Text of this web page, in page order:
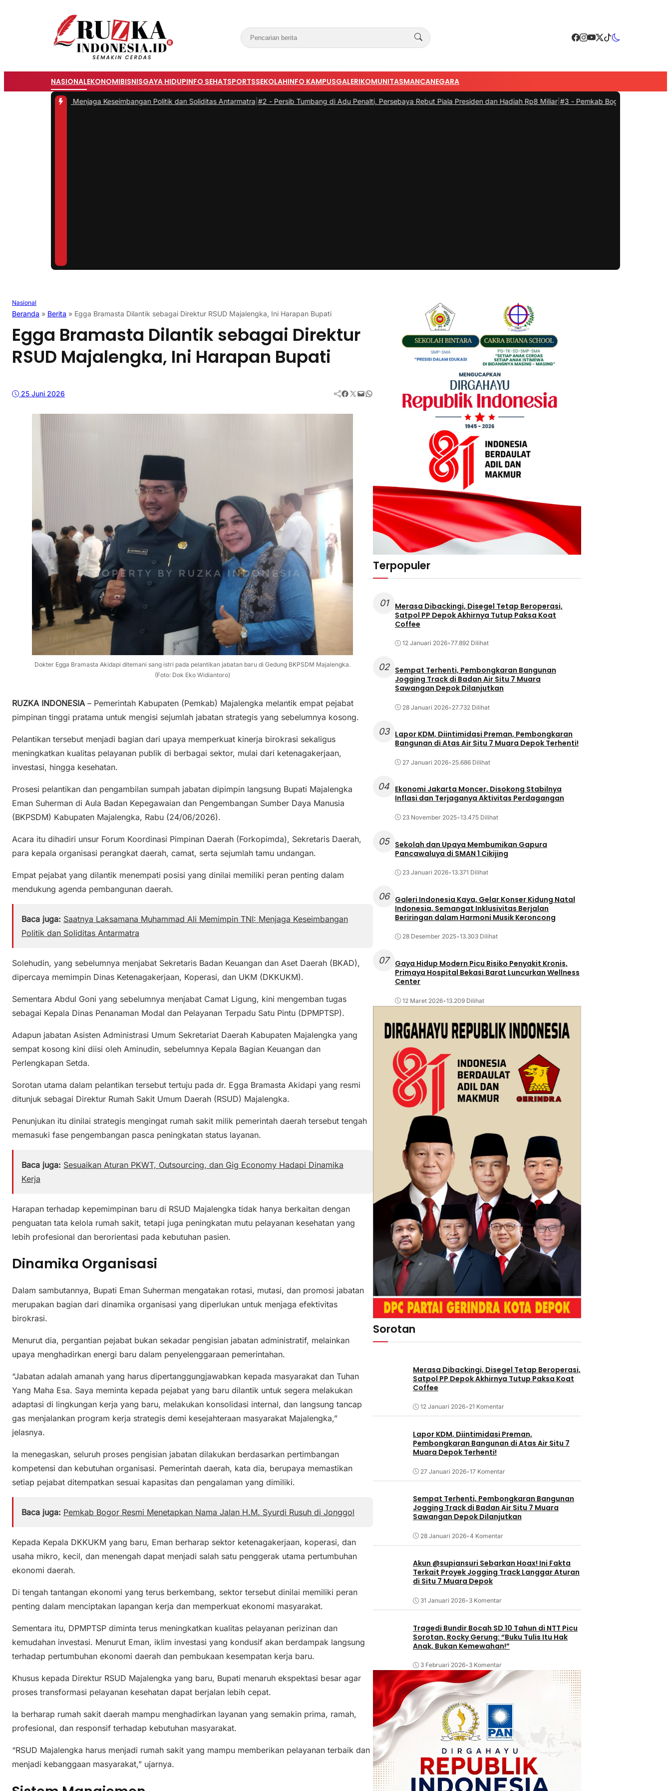
NASIONALEKONOMIBISNISGAYA HIDUPINFO SEHATSPORTSSEKOLAHINFO KAMPUSGALERIKOMUNITASMANCANEGARA
TNI: Menjaga Keseimbangan Politik dan Soliditas Antarmatra|#2 -Persib Tumbang di Adu Penalti, Persebaya Rebut Piala Presiden dan Hadiah Rp8 Miliar|#3 -Pemkab Bogor Resmi Menetapkan
Nasional
Beranda » Berita » Egga Bramasta Dilantik sebagai Direktur RSUD Majalengka, Ini Harapan Bupati
Egga Bramasta Dilantik sebagai Direktur
RSUD Majalengka, Ini Harapan Bupati
25 Juni 2026 Facebook Twitter Mail WhatsApp
Dokter Egga Bramasta Akidapi ditemani sang istri pada pelantikan jabatan baru di Gedung BKPSDM Majalengka.
(Foto: Dok Eko Widiantoro)
RUZKA INDONESIA – Pemerintah Kabupaten (Pemkab) Majalengka melantik empat pejabat
pimpinan tinggi pratama untuk mengisi sejumlah jabatan strategis yang sebelumnya kosong.
Pelantikan tersebut menjadi bagian dari upaya memperkuat kinerja birokrasi sekaligus
meningkatkan kualitas pelayanan publik di berbagai sektor, mulai dari ketenagakerjaan,
investasi, hingga kesehatan.
Prosesi pelantikan dan pengambilan sumpah jabatan dipimpin langsung Bupati Majalengka
Eman Suherman di Aula Badan Kepegawaian dan Pengembangan Sumber Daya Manusia
(BKPSDM) Kabupaten Majalengka, Rabu (24/06/2026).
Acara itu dihadiri unsur Forum Koordinasi Pimpinan Daerah (Forkopimda), Sekretaris Daerah,
para kepala organisasi perangkat daerah, camat, serta sejumlah tamu undangan.
Empat pejabat yang dilantik menempati posisi yang dinilai memiliki peran penting dalam
mendukung agenda pembangunan daerah.
Baca juga: Saatnya Laksamana Muhammad Ali Memimpin TNI: Menjaga Keseimbangan
Politik dan Soliditas Antarmatra
Solehudin, yang sebelumnya menjabat Sekretaris Badan Keuangan dan Aset Daerah (BKAD),
dipercaya memimpin Dinas Ketenagakerjaan, Koperasi, dan UKM (DKKUKM).
Sementara Abdul Goni yang sebelumnya menjabat Camat Ligung, kini mengemban tugas
sebagai Kepala Dinas Penanaman Modal dan Pelayanan Terpadu Satu Pintu (DPMPTSP).
Adapun jabatan Asisten Administrasi Umum Sekretariat Daerah Kabupaten Majalengka yang
sempat kosong kini diisi oleh Aminudin, sebelumnya Kepala Bagian Keuangan dan
Perlengkapan Setda.
Sorotan utama dalam pelantikan tersebut tertuju pada dr. Egga Bramasta Akidapi yang resmi
ditunjuk sebagai Direktur Rumah Sakit Umum Daerah (RSUD) Majalengka.
Penunjukan itu dinilai strategis mengingat rumah sakit milik pemerintah daerah tersebut tengah
memasuki fase pengembangan pasca peningkatan status layanan.
Baca juga: Sesuaikan Aturan PKWT, Outsourcing, dan Gig Economy Hadapi Dinamika
Kerja
Harapan terhadap kepemimpinan baru di RSUD Majalengka tidak hanya berkaitan dengan
penguatan tata kelola rumah sakit, tetapi juga peningkatan mutu pelayanan kesehatan yang
lebih profesional dan berorientasi pada kebutuhan pasien.
Dinamika Organisasi
Dalam sambutannya, Bupati Eman Suherman mengatakan rotasi, mutasi, dan promosi jabatan
merupakan bagian dari dinamika organisasi yang diperlukan untuk menjaga efektivitas
birokrasi.
Menurut dia, pergantian pejabat bukan sekadar pengisian jabatan administratif, melainkan
upaya menghadirkan energi baru dalam penyelenggaraan pemerintahan.
“Jabatan adalah amanah yang harus dipertanggungjawabkan kepada masyarakat dan Tuhan
Yang Maha Esa. Saya meminta kepada pejabat yang baru dilantik untuk segera melakukan
adaptasi di lingkungan kerja yang baru, melakukan konsolidasi internal, dan langsung tancap
gas menjalankan program kerja strategis demi kesejahteraan masyarakat Majalengka,”
jelasnya.
Ia menegaskan, seluruh proses pengisian jabatan dilakukan berdasarkan pertimbangan
kompetensi dan kebutuhan organisasi. Pemerintah daerah, kata dia, berupaya memastikan
setiap pejabat ditempatkan sesuai kapasitas dan pengalaman yang dimiliki.
Baca juga: Pemkab Bogor Resmi Menetapkan Nama Jalan H.M. Syurdi Rusuh di Jonggol
Kepada Kepala DKKUKM yang baru, Eman berharap sektor ketenagakerjaan, koperasi, dan
usaha mikro, kecil, dan menengah dapat menjadi salah satu penggerak utama pertumbuhan
ekonomi daerah.
Di tengah tantangan ekonomi yang terus berkembang, sektor tersebut dinilai memiliki peran
penting dalam menciptakan lapangan kerja dan memperkuat ekonomi masyarakat.
Sementara itu, DPMPTSP diminta terus meningkatkan kualitas pelayanan perizinan dan
kemudahan investasi. Menurut Eman, iklim investasi yang kondusif akan berdampak langsung
terhadap pertumbuhan ekonomi daerah dan pembukaan kesempatan kerja baru.
Khusus kepada Direktur RSUD Majalengka yang baru, Bupati menaruh ekspektasi besar agar
proses transformasi pelayanan kesehatan dapat berjalan lebih cepat.
Ia berharap rumah sakit daerah mampu menghadirkan layanan yang semakin prima, ramah,
profesional, dan responsif terhadap kebutuhan masyarakat.
“RSUD Majalengka harus menjadi rumah sakit yang mampu memberikan pelayanan terbaik dan
menjadi kebanggaan masyarakat,” ujarnya.
Terpopuler
01
Merasa Dibackingi, Disegel Tetap Beroperasi,
Satpol PP Depok Akhirnya Tutup Paksa Koat
Coffee
12 Januari 2026•77.892 Dilihat
02
Sempat Terhenti, Pembongkaran Bangunan
Jogging Track di Badan Air Situ 7 Muara
Sawangan Depok Dilanjutkan
28 Januari 2026• 27.732 Dilihat
03
Lapor KDM, Diintimidasi Preman, Pembongkaran
Bangunan di Atas Air Situ 7 Muara Depok Terhenti!
27 Januari 2026• 25.686 Dilihat
04 Ekonomi Jakarta Moncer, Disokong Stabilnya
Inflasi dan Terjaganya Aktivitas Perdagangan
23 November 2025•13.475 Dilihat
05
Sekolah dan Upaya Membumikan Gapura
Pancawaluya di SMAN 1 Cikijing
23 Januari 2026•13.371 Dilihat
06
Galeri Indonesia Kaya, Gelar Konser Kidung Natal
Indonesia, Semangat Inklusivitas Berjalan
Beriringan dalam Harmoni Musik Keroncong
28 Desember 2025•13.303 Dilihat
07
Gaya Hidup Modern Picu Risiko Penyakit Kronis,
Primaya Hospital Bekasi Barat Luncurkan Wellness
Center
12 Maret 2026•13.209 Dilihat
Sorotan
Merasa Dibackingi, Disegel Tetap Beroperasi,
Satpol PP Depok Akhirnya Tutup Paksa Koat
Coffee
12 Januari 2026• 21 Komentar
Lapor KDM, Diintimidasi Preman,
Pembongkaran Bangunan di Atas Air Situ 7
Muara Depok Terhenti!
27 Januari 2026•17 Komentar
Sempat Terhenti, Pembongkaran Bangunan
Jogging Track di Badan Air Situ 7 Muara
Sawangan Depok Dilanjutkan
28 Januari 2026•4 Komentar
Akun @supiansuri Sebarkan Hoax! Ini Fakta
Terkait Proyek Jogging Track Langgar Aturan
di Situ 7 Muara Depok
31 Januari 2026• 3 Komentar
Tragedi Bundir Bocah SD 10 Tahun di NTT Picu
Sorotan, Rocky Gerung: “Buku Tulis Itu Hak
Anak, Bukan Kemewahan!”
3 Februari 2026• 3 Komentar